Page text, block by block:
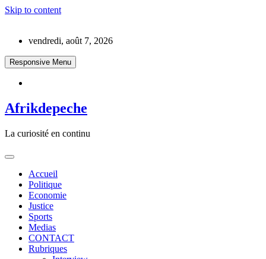
Skip to content
vendredi, août 7, 2026
Responsive Menu
Afrikdepeche
La curiosité en continu
Accueil
Politique
Economie
Justice
Sports
Medias
CONTACT
Rubriques